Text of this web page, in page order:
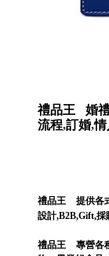
禮品王 婚
流程,訂婚,情
禮品王 提供各
設計,B2B,Gift,採
禮品王 專營各